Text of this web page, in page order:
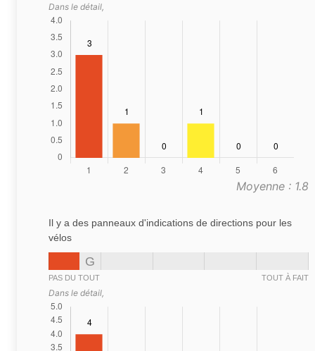
Dans le détail,
Moyenne : 1.8
Il y a des panneaux d'indications de directions pour les
vélos
G
PAS DU TOUT TOUT À FAIT
Dans le détail,